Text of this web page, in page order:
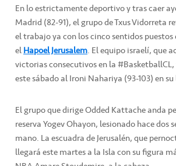
En lo estrictamente deportivo y tras caer
Madrid (82-91), el grupo de Txus Vidorreta
el trabajo ya con los cinco sentidos
elHapoel Jerusalem. El equipo israelí, que
victorias consecutivos en la
este sábado al Ironi Nahariya (93-103) en
El grupo que dirige Odded Kattache anda
reserva Yogev Ohayon, lesionado hace dos
mano. La escuadra de Jerusalén, que
llegará este martes a la Isla con su figura